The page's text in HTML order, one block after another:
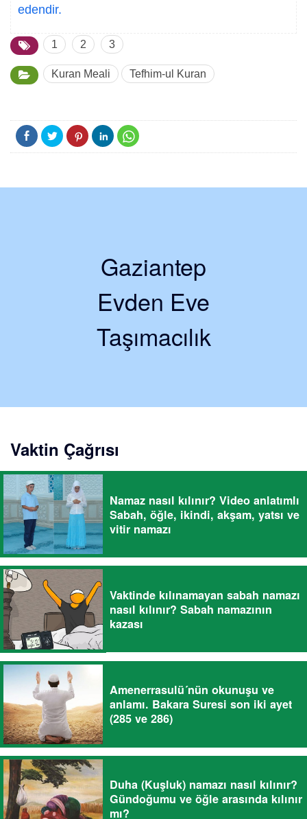
edendir.
1 2 3
Kuran Meali Tefhim-ul Kuran
Gaziantep
Evden Eve
Taşımacılık
Vaktin Çağrısı
Namaz nasıl kılınır? Video anlatımlı
Sabah, öğle, ikindi, akşam, yatsı ve
vitir namazı
Vaktinde kılınamayan sabah namazı
nasıl kılınır? Sabah namazının
kazası
Amenerrasulü´nün okunuşu ve
anlamı. Bakara Suresi son iki ayet
(285 ve 286)
Duha (Kuşluk) namazı nasıl kılınır?
Gündoğumu ve öğle arasında kılınır
mı?